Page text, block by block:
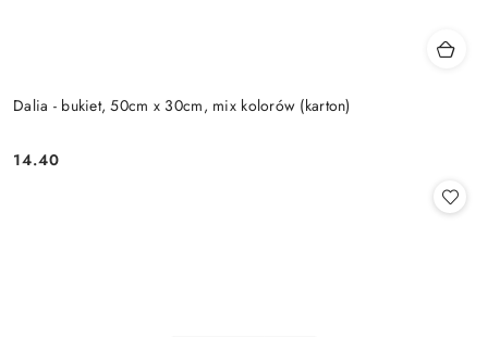
Dalia - bukiet, 50cm x 30cm, mix kolorów (karton)
Cena:
14.40